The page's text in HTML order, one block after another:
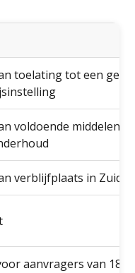
toelating tot een
voldoende middelen
verblijfplaats in Zuid-
aanvragers van 18